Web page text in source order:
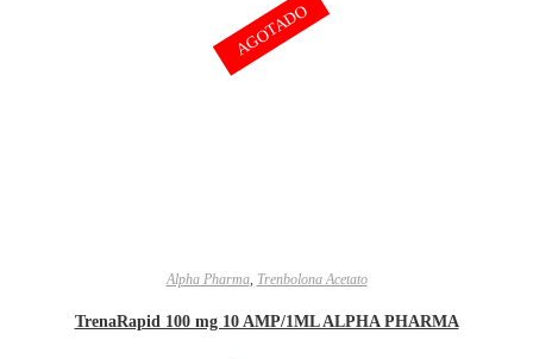
Alpha Pharma, Trenbolona Acetato
TrenaRapid 100 mg 10 AMP/1ML ALPHA PHARMA
AGOTADO